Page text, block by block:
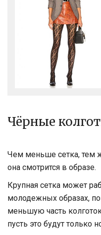
Чёрные
Чем меньше сетка, тем
она смотрится в образе.
Крупная сетка может
молодежных образах,
меньшую часть
пусть это будут только